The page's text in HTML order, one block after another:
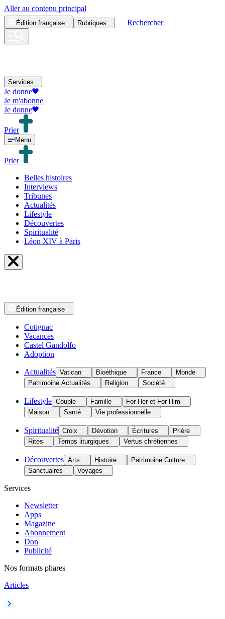
Aller au contenu principal
Édition française Rubriques Rechercher
Services
Je donne
Je m'abonne
Je donne
Prier
Menu
Prier
Belles histoires
Interviews
Tribunes
Actualités
Lifestyle
Découvertes
Spiritualité
Léon XIV à Paris
Édition française
Cotignac
Vacances
Castel Gandolfo
Adoption
Actualités Vatican Bioéthique France
Monde
Patrimoine Actualités
Religion Société
Lifestyle Couple Famille
For Her et For Him
Maison
Santé Vie professionnelle
Spiritualité Croix Dévotion Écritures
Prière
Rites
Temps liturgiques Vertus chrétiennes
Découvertes Arts Histoire
Patrimoine Culture
Sanctuaires
Voyages
Services
Newsletter
Apps
Magazine
Abonnement
Don
Publicité
Nos formats phares
Articles